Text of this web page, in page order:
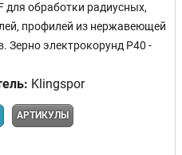
для обработки радиусных,
профилей из нержавеющей
Зерно электрокорунд Р40 -
Klingspor
АРТИКУЛЫ